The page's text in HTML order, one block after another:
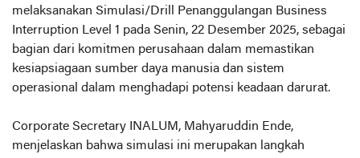
melaksanakan Simulasi/Drill Penanggulangan Business
Interruption Level 1 pada Senin, 22 Desember 2025, sebagai
bagian dari komitmen perusahaan dalam memastikan
kesiapsiagaan sumber daya manusia dan sistem
operasional dalam menghadapi potensi keadaan darurat.
Corporate Secretary INALUM, Mahyaruddin Ende,
menjelaskan bahwa simulasi ini merupakan langkah